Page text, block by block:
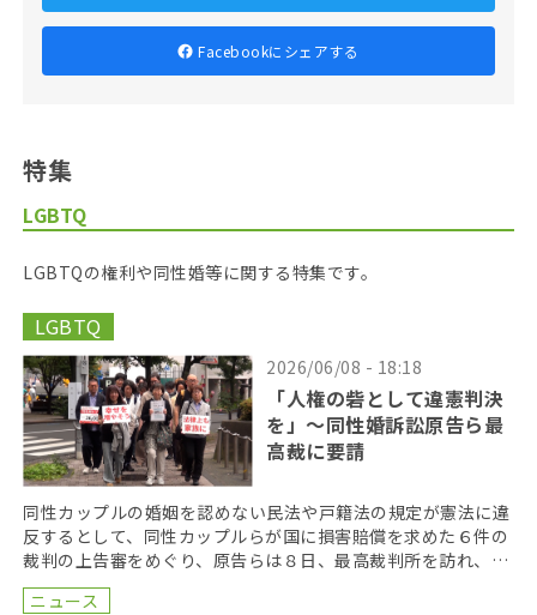
Facebookにシェアする
特集
LGBTQ
LGBTQの権利や同性婚等に関する特集です。
LGBTQ
2026/06/08 - 18:18
「人権の砦として違憲判決
を」〜同性婚訴訟原告ら最
高裁に要請
同性カップルの婚姻を認めない民法や戸籍法の規定が憲法に違
反するとして、同性カップルらが国に損害賠償を求めた６件の
裁判の上告審をめぐり、原告らは８日、最高裁判所を訪れ、違
憲判決を出すよう求める署名を提出した。 原告らは最高 […]
ニュース